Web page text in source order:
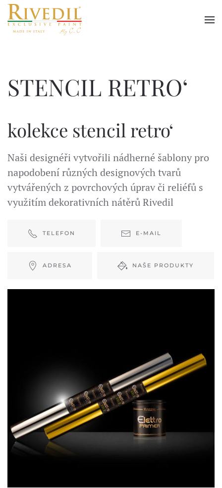
Skip to main content
STENCIL RETRO‘
kolekce stencil retro‘
Naši designéři vytvořili nádherné šablony pro
napodobení různých designových tvarů
vytvářených z povrchových úprav či reliéfů s
využitím dekorativních nátěrů Rivedil
TELEFON E-MAIL
ADRESA NAŠE PRODUKTY